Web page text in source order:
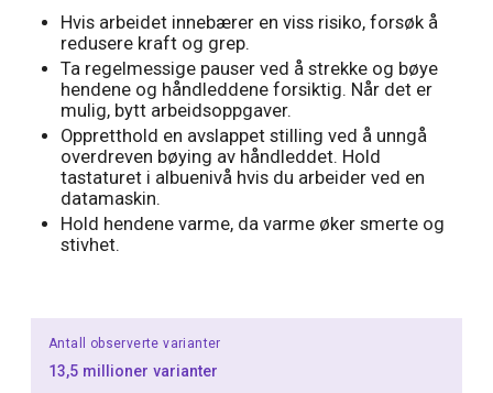
Hvis arbeidet innebærer en viss risiko, forsøk å
redusere kraft og grep.
Ta regelmessige pauser ved å strekke og bøye
hendene og håndleddene forsiktig. Når det er
mulig, bytt arbeidsoppgaver.
Oppretthold en avslappet stilling ved å unngå
overdreven bøying av håndleddet. Hold
tastaturet i albuenivå hvis du arbeider ved en
datamaskin.
Hold hendene varme, da varme øker smerte og
stivhet.
Antall observerte varianter
13,5 millioner varianter